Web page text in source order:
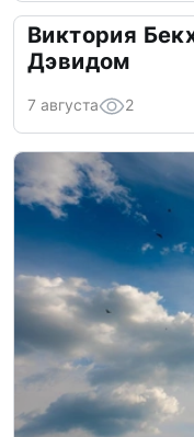
Виктория
Дэвидом
7 августа 2